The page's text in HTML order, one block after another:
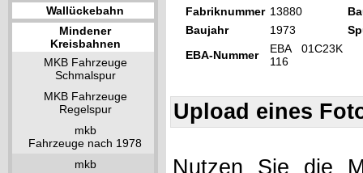
Wallückebahn
Mindener
Kreisbahnen
MKB Fahrzeuge
Schmalspur
MKB Fahrzeuge
Regelspur
mkb
Fahrzeuge nach 1978
mkb
Fabriknummer 13880
Baujahr
1973
EBA-Nummer
EBA 01C23K
116
Upload eines
Nutzen Sie die